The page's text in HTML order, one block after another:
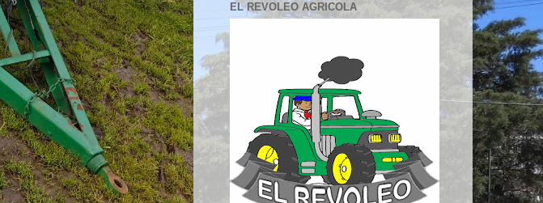
EL REVOLEO AGRICOLA